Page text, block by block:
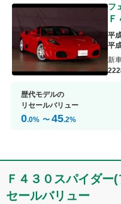
フ
平
平
新
歴代モデルの
リセールバリュー
0.0% 〜 45.2%
Ｆ４３０スパイダー
セールバリュー